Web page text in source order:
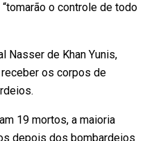
o controle de todo
Nasser de Khan Yunis,
os corpos de
19 mortos, a maioria
depois dos bombardeios